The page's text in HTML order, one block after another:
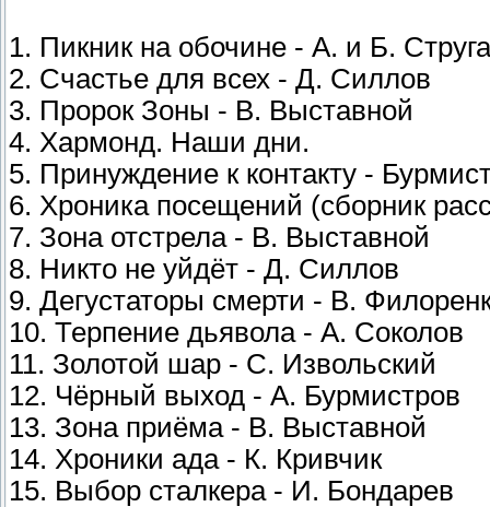
1. Пикник на обочине - А. и Б.
2. Счастье для всех - Д. Силлов
3. Пророк Зоны - В. Выставной
4. Хармонд. Наши дни.
5. Принуждение к контакту -
6. Хроника посещений (сборник
7. Зона отстрела - В. Выставной
8. Никто не уйдёт - Д. Силлов
9. Дегустаторы смерти - В.
10. Терпение дьявола - А. Соколов
11. Золотой шар - С. Извольский
12. Чёрный выход - А. Бурмистров
13. Зона приёма - В. Выставной
14. Хроники ада - К. Кривчик
15. Выбор сталкера - И. Бондарев